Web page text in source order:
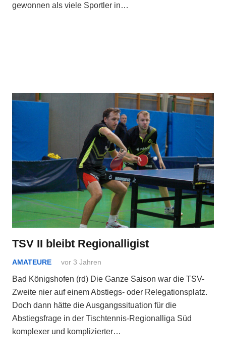
gewonnen als viele Sportler in…
TSV II bleibt Regionalligist
AMATEURE vor 3 Jahren
Bad Königshofen (rd) Die Ganze Saison war die TSV-
Zweite nier auf einem Abstiegs- oder Relegationsplatz.
Doch dann hätte die Ausgangssituation für die
Abstiegsfrage in der Tischtennis-Regionalliga Süd
komplexer und komplizierter…